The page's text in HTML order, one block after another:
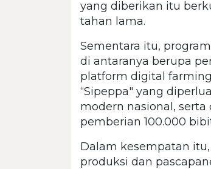
yang diberikan itu
tahan lama.
Sementara itu,
di antaranya berupa
platform digital
“Sipeppa" yang
modern nasional,
pemberian 100.000
Dalam kesempatan
produksi dan